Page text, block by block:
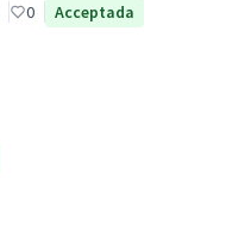
0 Acceptada